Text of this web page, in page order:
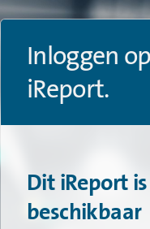
Inloggen op
iReport.
Dit iReport
beschikbaar